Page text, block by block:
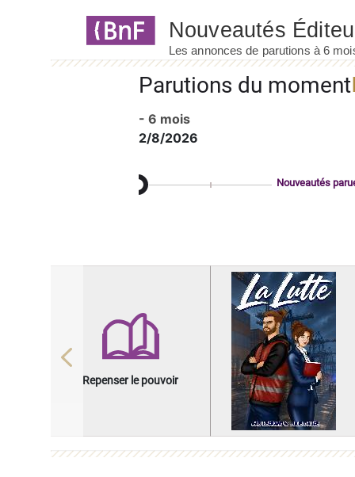
Parutions du moment
- 6 mois
2/8/2026
Nouveautés
Repenser le pouvoir
Previous